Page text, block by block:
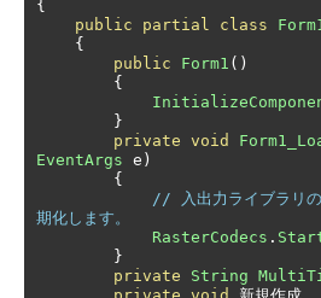
{
public
partial class Form1
{
public
Form1 ()
{
}
private void
EventArgs e )
{
// 入出力ライブラリの
期化します。
RasterCodecs .
}
private
String